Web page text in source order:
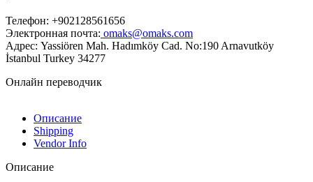
Телефон: +902128561656
Электронная почта: omaks@omaks.com
Адрес: Yassiören Mah. Hadımköy Cad. No:190 Arnavutköy
İstanbul Turkey 34277
Онлайн переводчик
Описание
Shipping
Vendor Info
Описание